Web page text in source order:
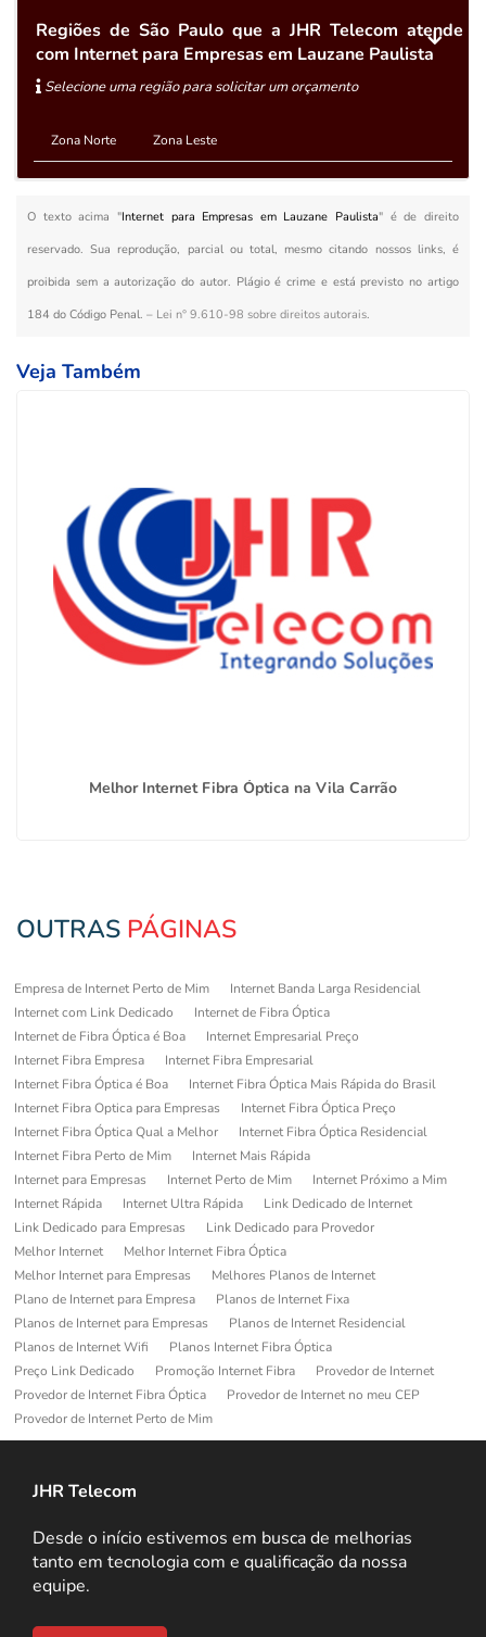
Regiões de São Paulo que a JHR Telecom atende
com Internet para Empresas em Lauzane Paulista
Selecione uma região para solicitar um orçamento
Zona Norte Zona Leste
O texto acima "Internet para Empresas em Lauzane Paulista" é de direito
reservado. Sua reprodução, parcial ou total, mesmo citando nossos links, é
proibida sem a autorização do autor. Plágio é crime e está previsto no artigo
184 do Código Penal. – Lei n° 9.610-98 sobre direitos autorais.
Veja Também
Melhor Internet Fibra Óptica na Vila Carrão
OUTRAS PÁGINAS
Empresa de Internet Perto de Mim
Internet Banda Larga Residencial
Internet com Link Dedicado
Internet de Fibra Óptica
Internet de Fibra Óptica é Boa
Internet Empresarial Preço
Internet Fibra Empresa
Internet Fibra Empresarial
Internet Fibra Óptica é Boa
Internet Fibra Óptica Mais Rápida do Brasil
Internet Fibra Optica para Empresas
Internet Fibra Óptica Preço
Internet Fibra Óptica Qual a Melhor
Internet Fibra Óptica Residencial
Internet Fibra Perto de Mim
Internet Mais Rápida
Internet para Empresas
Internet Perto de Mim
Internet Próximo a Mim
Internet Rápida
Internet Ultra Rápida
Link Dedicado de Internet
Link Dedicado para Empresas
Link Dedicado para Provedor
Melhor Internet
Melhor Internet Fibra Óptica
Melhor Internet para Empresas
Melhores Planos de Internet
Plano de Internet para Empresa
Planos de Internet Fixa
Planos de Internet para Empresas
Planos de Internet Residencial
Planos de Internet Wifi
Planos Internet Fibra Óptica
Preço Link Dedicado
Promoção Internet Fibra
Provedor de Internet
Provedor de Internet Fibra Óptica
Provedor de Internet no meu CEP
Provedor de Internet Perto de Mim
JHR Telecom
Desde o início estivemos em busca de melhorias
tanto em tecnologia com e qualificação da nossa
equipe.